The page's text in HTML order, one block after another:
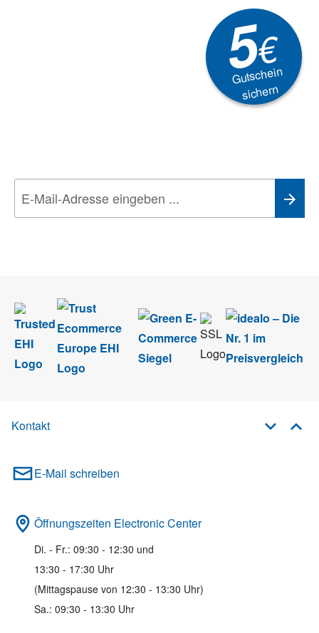
5€
Gutschein
sichern
Kontakt
E-Mail schreiben
Öffnungszeiten Electronic Center
Di. - Fr.: 09:30 - 12:30 und
13:30 - 17:30 Uhr
(Mittagspause von 12:30 - 13:30 Uhr)
Sa.: 09:30 - 13:30 Uhr